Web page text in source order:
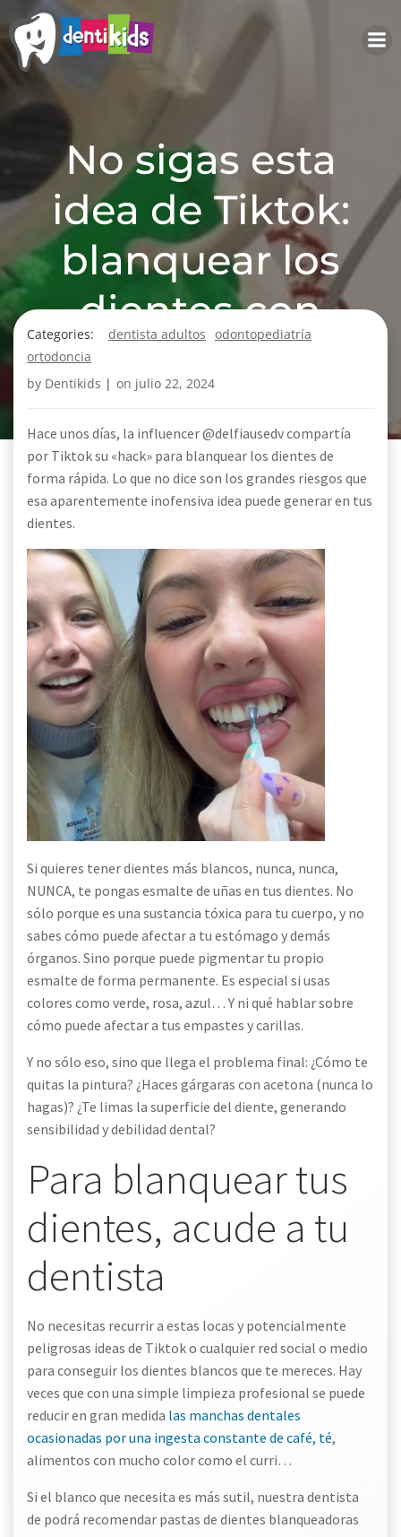
contenido
No sigas esta
idea de Tiktok:
blanquear los
dientes con
esmalte de uñas
Categories: dentista adultos odontopediatría
ortodoncia
by Dentikids | on julio 22, 2024
Hace unos días, la influencer @delfiausedv compartía
por Tiktok su «hack» para blanquear los dientes de
forma rápida. Lo que no dice son los grandes riesgos que
esa aparentemente inofensiva idea puede generar en tus
dientes.
Si quieres tener dientes más blancos, nunca, nunca,
NUNCA, te pongas esmalte de uñas en tus dientes. No
sólo porque es una sustancia tóxica para tu cuerpo, y no
sabes cómo puede afectar a tu estómago y demás
órganos. Sino porque puede pigmentar tu propio
esmalte de forma permanente. Es especial si usas
colores como verde, rosa, azul… Y ni qué hablar sobre
cómo puede afectar a tus empastes y carillas.
Y no sólo eso, sino que llega el problema final: ¿Cómo te
quitas la pintura? ¿Haces gárgaras con acetona (nunca lo
hagas)? ¿Te limas la superficie del diente, generando
sensibilidad y debilidad dental?
Para blanquear tus
dientes, acude a tu
dentista
No necesitas recurrir a estas locas y potencialmente
peligrosas ideas de Tiktok o cualquier red social o medio
para conseguir los dientes blancos que te mereces. Hay
veces que con una simple limpieza profesional se puede
reducir en gran medida las manchas dentales
ocasionadas por una ingesta constante de café, té,
alimentos con mucho color como el curri…
Si el blanco que necesita es más sutil, nuestra dentista
de podrá recomendar pastas de dientes blanqueadoras